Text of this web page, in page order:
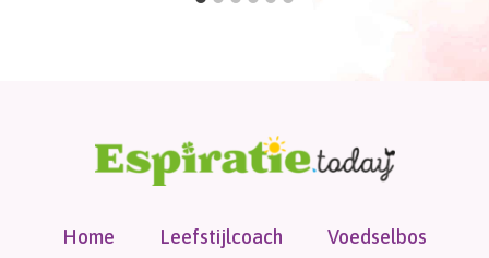
Home Leefstijlcoach Voedselbos